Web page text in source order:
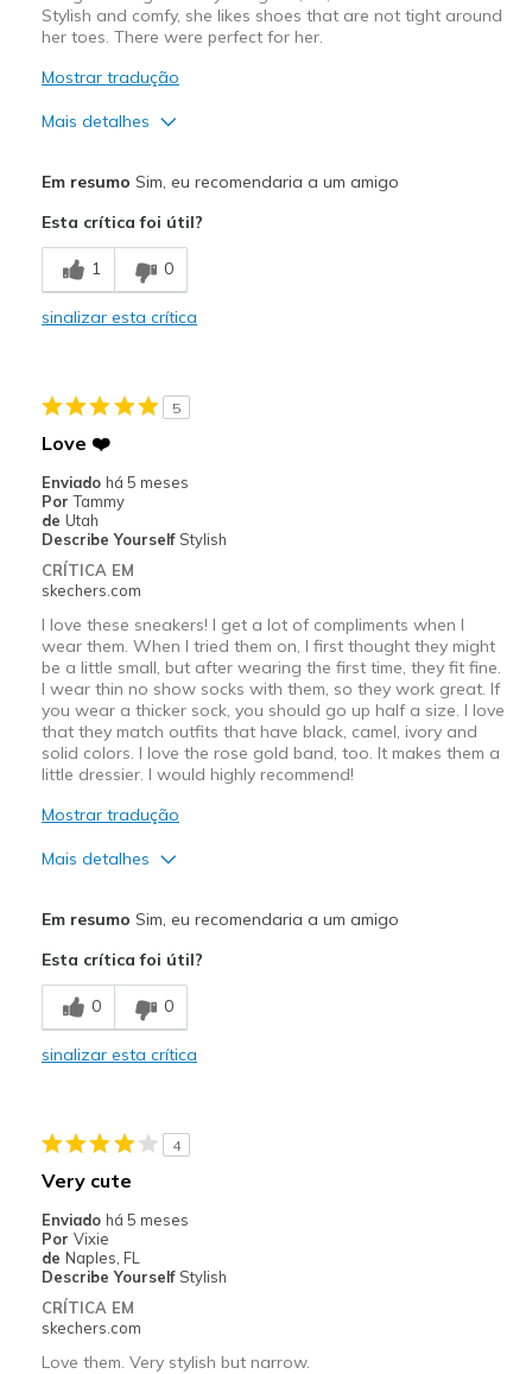
Stylish and comfy, she likes shoes that are not tight around
her toes. There were perfect for her.
Mostrar tradução
Mais detalhes
Comfortable
Stylish
Going Out
Width
Sizing
View On Shoes
I'm Into Shoes
Em resumo Sim, eu recomendaria a um amigo
Esta crítica foi útil?
1 0
sinalizar esta crítica
5
Love ❤️
Enviado há 5 meses
Por Tammy
de Utah
Describe Yourself Stylish
CRÍTICA EM
skechers.com
I love these sneakers! I get a lot of compliments when I
wear them. When I tried them on, I first thought they might
be a little small, but after wearing the first time, they fit fine.
I wear thin no show socks with them, so they work great. If
you wear a thicker sock, you should go up half a size. I love
that they match outfits that have black, camel, ivory and
solid colors. I love the rose gold band, too. It makes them a
little dressier. I would highly recommend!
Mostrar tradução
Mais detalhes
Comfortable
Stylish
Travel
Width
Sizing
View On Shoes
I'm Into Shoes
Em resumo Sim, eu recomendaria a um amigo
Esta crítica foi útil?
0 0
sinalizar esta crítica
4
Very cute
Enviado há 5 meses
Por Vixie
de Naples, FL
Describe Yourself Stylish
CRÍTICA EM
skechers.com
Love them. Very stylish but narrow.